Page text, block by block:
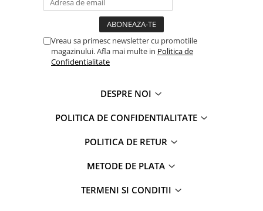
The GrinchVreau sa primesc newsletter cu promotiile
magazinului. Afla mai multe in Politica de
Confidentialitate
DESPRE NOI
POLITICA DE CONFIDENTIALITATE
POLITICA DE RETUR
METODE DE PLATA
TERMENI SI CONDITII